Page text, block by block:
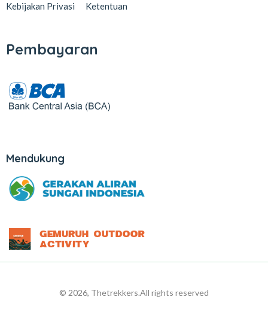
Kebijakan Privasi Ketentuan
Pembayaran
Mendukung
© 2026, Thetrekkers.All rights reserved